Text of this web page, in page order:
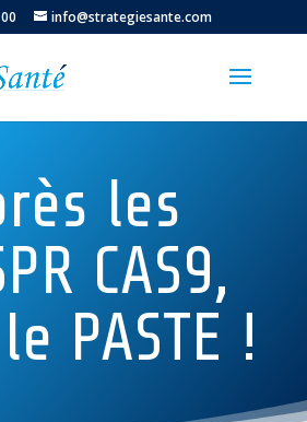
info@strategiesante.com
les
CAS9,
PASTE !